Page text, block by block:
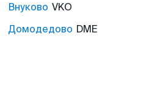
Внуково VKO
Домодедово DME